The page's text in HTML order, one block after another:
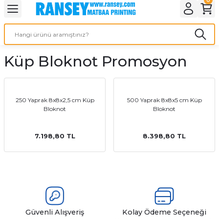
Geri Dön
Geri Dön
Geri Dön
Geri Dön
Ürünleri
Geri Dön
Geri Dön
Geri Dön
Küp Bloknot Promosyon
250 Yaprak 8x8x2,5 cm Küp
Bloknot
7.198,80 TL
500 Yaprak 8x8x5 cm Küp
Bloknot
8.398,80 TL
Güvenli Alışveriş Kolay Ödeme Seçeneği